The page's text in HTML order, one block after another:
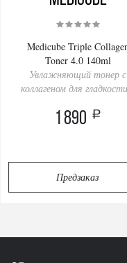
Medicube Triple
Toner 4.0 140ml
Увлажняющий тонер с
коллагеном для
1 890 a
Предзаказ